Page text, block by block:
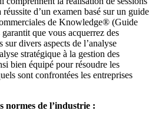
d’un examen basé sur un guide
de Knowledge® (Guide
que vous acquerrez des
sur divers aspects de l’analyse
stratégique à la gestion des
bien équipé pour résoudre les
sont confrontées les entreprises
normes de l’industrie :